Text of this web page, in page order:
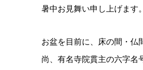
暑中お見舞い申し上げます。
お盆を目前に、床の間・仏
尚、有名寺院貫主の六字名